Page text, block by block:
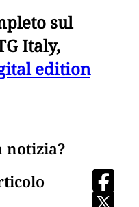
sul
Italy,
edition
notizia?